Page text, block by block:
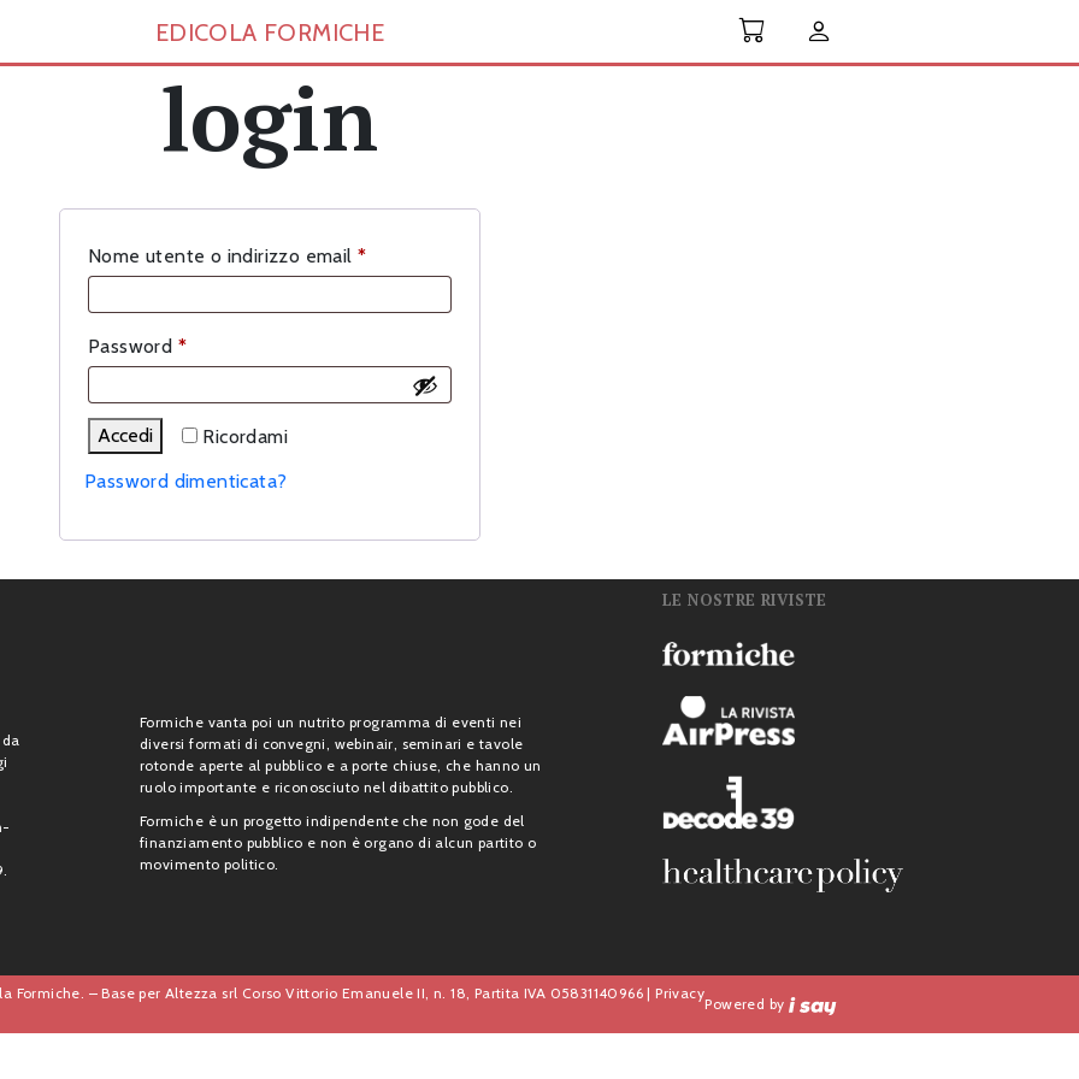
EDICOLA FORMICHE
login
Nome utente o indirizzo email *Richiesto
Password *Richiesto
Ricordami
Accedi
Password dimenticata?
Formiche vanta poi un nutrito programma di eventi nei
diversi formati di convegni, webinair, seminari e tavole
rotonde aperte al pubblico e a porte chiuse, che hanno un
ruolo importante e riconosciuto nel dibattito pubblico.
Formiche è un progetto indipendente che non gode del
finanziamento pubblico e non è organo di alcun partito o
movimento politico.
LE NOSTRE RIVISTE
Formiche. – Base per Altezza srl Corso Vittorio Emanuele II, n. 18, Partita IVA 05831140966 |Privacy
Powered by